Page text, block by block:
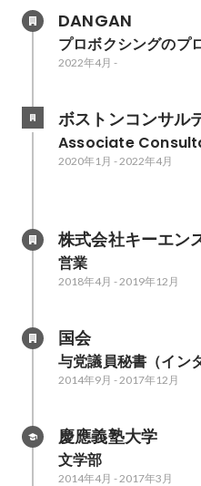
DANGAN
プロボクシングのプ
2022年4月 -
ボストンコンサル
Associate
2020年1月 -2022年4月
株式会社キーエン
営業
2018年4月 -2019年12月
国会
与党議員秘書（イン
2014年9月 -2017年12月
慶應義塾大学
文学部
2014年4月 -2017年3月